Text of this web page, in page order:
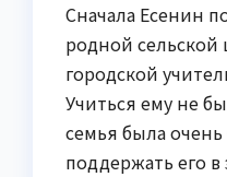
Сначала Есенин
родной сельской
городской
Учиться ему не
семья была
поддержать его